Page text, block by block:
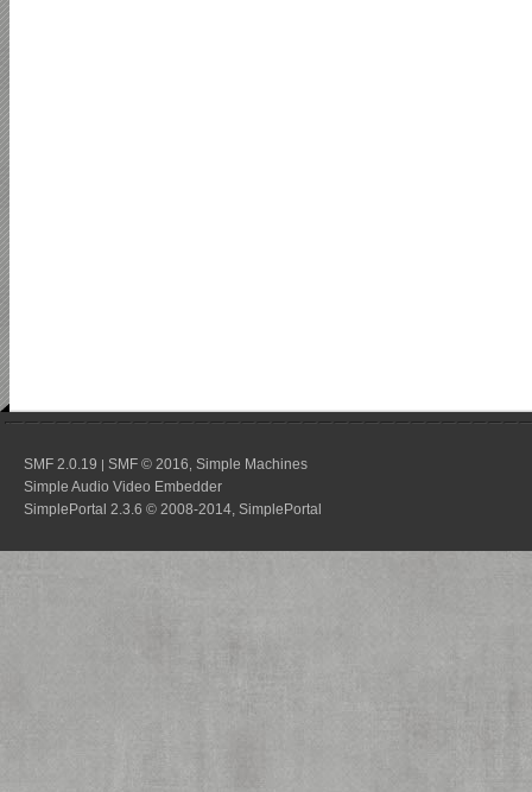
SMF 2.0.19 | SMF © 2016 Simple Machines
Simple Audio Video Embedder
SimplePortal 2.3.6 © 2008-2014, SimplePortal